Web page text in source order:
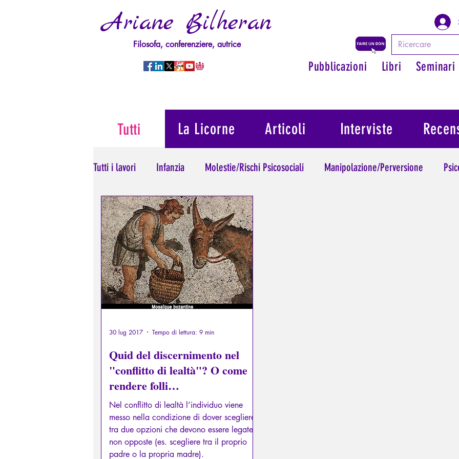
Ariane Bilheran
Filosofa, conferenziere, autrice
Pubblicazioni Libri Seminari
Tutti i lavori Infanzia Molestie/Rischi Psicosociali Manipolazione/Perversione
Psicopatologia del Potere Trauma
Diritti sessuali/Educazione Psicopatologia del Totalitarismo
Filosofare attraverso i miti greci La Licorne
Quid del discernimento nel
"conflitto di lealtà"? O come
rendere folli…
Nel conflitto di lealtà l’individuo viene
messo nella condizione di dover scegliere
tra due opzioni che devono essere legate e
non opposte (es. scegliere tra il proprio
padre o la propria madre).
30 lug 2017 Tempo di lettura: 9 min
La Licorne Articoli
Tutti Interviste